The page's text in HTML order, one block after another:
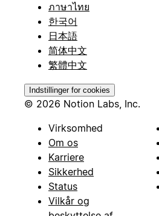
ภาษาไทย
한국어
日本語
简体中文
繁體中文
Indstillinger for cookies
© 2026 Notion Labs, Inc.
Virksomhed
Om os
Karriere
Sikkerhed
Status
Vilkår og